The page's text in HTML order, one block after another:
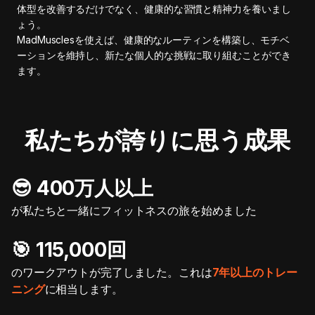
体型を改善するだけでなく、健康的な習慣と精神力を養いまし
ょう。
MadMusclesを使えば、健康的なルーティンを構築し、モチベ
ーションを維持し、新たな個人的な挑戦に取り組むことができ
ます。
私たちが誇りに思う成果
😎 400万人以上
が私たちと一緒にフィットネスの旅を始めました
🎯️ 115,000回
のワークアウトが完了しました。これは7年以上のトレー
ニングに相当します。